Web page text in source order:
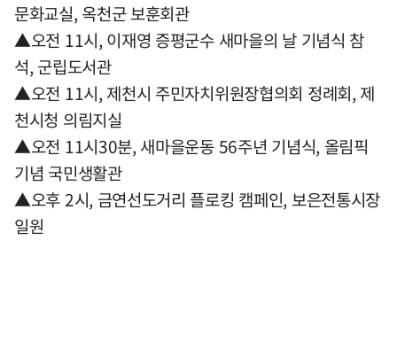
문화교실, 옥천군 보훈회관
▲오전 11시, 이재영 증평군수 새마을의 날 기념식 참
석, 군립도서관
▲오전 11시, 제천시 주민자치위원장협의회 정례회, 제
천시청 의림지실
▲오전 11시30분, 새마을운동 56주년 기념식, 올림픽
기념 국민생활관
▲오후 2시, 금연선도거리 플로킹 캠페인, 보은전통시장
일원